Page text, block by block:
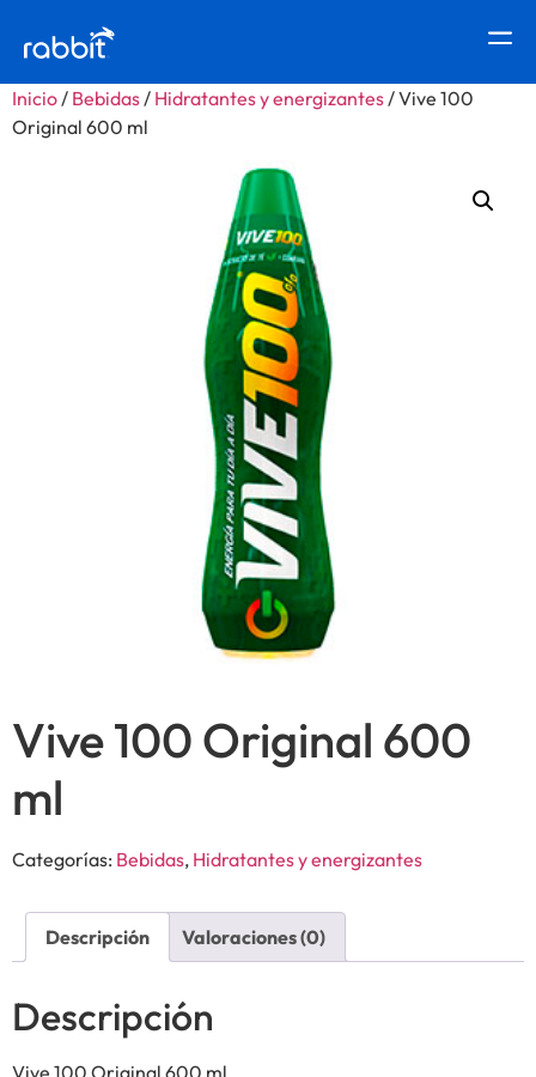
Inicio/ Bebidas/ Hidratantes y energizantes/ Vive 100
Original 600 ml
Vive 100 Original 600
ml
Categorías: Bebidas, Hidratantes y energizantes
Descripción Valoraciones (0)
Descripción
Vive 100 Original 600 ml